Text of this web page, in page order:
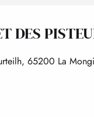
DES
65200 La